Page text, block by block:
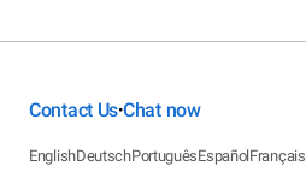
Contact Us•Chat now
EnglishDeutschPortuguêsEspañolFrançais